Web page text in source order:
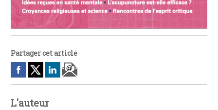
Partager cet article
L'auteur